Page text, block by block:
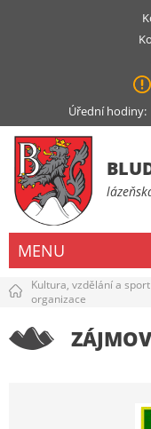
Úřední hodiny:
MENU
Kultura, vzdělání a
organizace